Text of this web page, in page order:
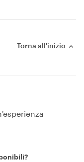
Torna all'inizio